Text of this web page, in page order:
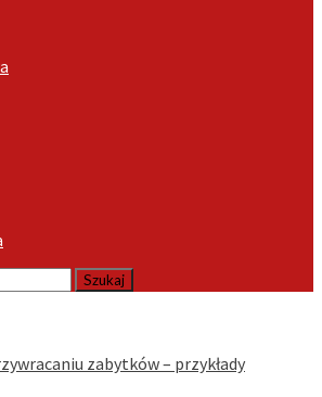
zabytków – przykłady